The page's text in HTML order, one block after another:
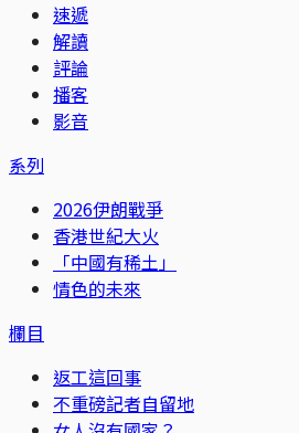
速遞
解讀
評論
播客
影音
系列
2026伊朗戰爭
香港世紀大火
「中國有稀土」
情色的未來
欄目
返工這回事
不重磅記者自留地